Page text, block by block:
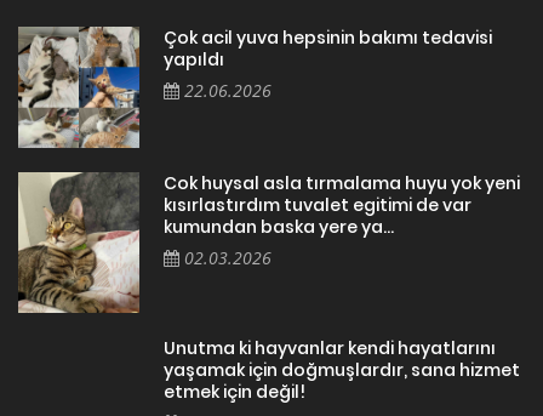
Çok acil yuva hepsinin bakımı tedavisi
yapıldı
22.06.2026
Cok huysal asla tırmalama huyu yok yeni
kısırlastırdım tuvalet egitimi de var
kumundan baska yere ya...
02.03.2026
Unutma ki hayvanlar kendi hayatlarını
yaşamak için doğmuşlardır, sana hizmet
etmek için değil!